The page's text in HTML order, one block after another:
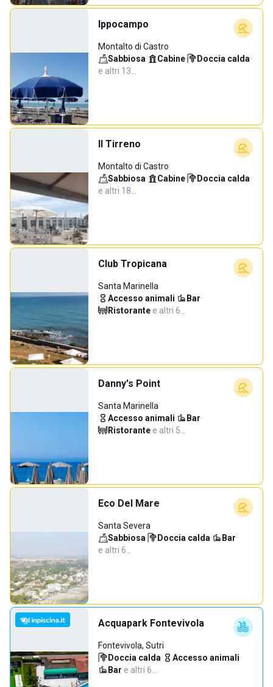
Ippocampo
Montalto di Castro
Sabbiosa· Cabine· Doccia calda·
e altri 13…
Il Tirreno
Montalto di Castro
Sabbiosa· Cabine· Doccia calda·
e altri 18…
Club Tropicana
Santa Marinella
Accesso animali· Bar·
Ristorante·e altri 6…
Danny's Point
Santa Marinella
Accesso animali· Bar·
Ristorante·e altri 5…
Eco Del Mare
Santa Severa
Sabbiosa· Doccia calda· Bar·
e altri 6…
Acquapark Fontevivola
Fontevivola, Sutri
Doccia calda· Accesso animali·
Bar·e altri 6…